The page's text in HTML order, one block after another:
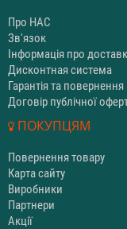
Про НАС
Зв'язок
Інформація про
Дисконтная система
Гарантія та повернення
Договір публічної
ПОКУПЦЯМ
Повернення товару
Карта сайту
Виробники
Партнери
Акції